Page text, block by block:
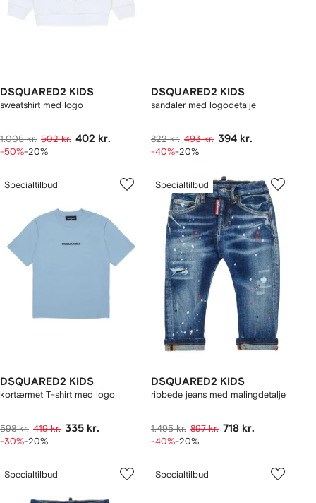
DSQUARED2 KIDS
sweatshirt med logo
1.005 kr. 502 kr. 402 kr.
-50%-20%
DSQUARED2 KIDS
sandaler med logodetalje
822 kr. 493 kr. 394 kr.
-40%-20%
Specialtilbud
DSQUARED2 KIDS
kortærmet T-shirt med logo
598 kr. 419 kr. 335 kr.
-30%-20%
Specialtilbud
DSQUARED2 KIDS
ribbede jeans med malingdetalje
1.495 kr. 897 kr. 718 kr.
-40%-20%
Specialtilbud Specialtilbud